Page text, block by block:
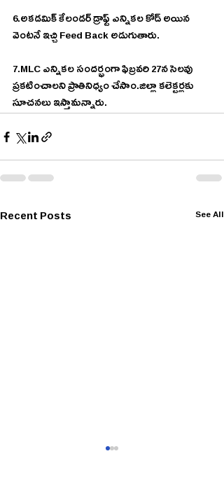
6.అకడమిక్ కేలండర్ డ్రాఫ్ట్ ఎన్నికల కోడ్ అయిన
వెంటనే ఇచ్చి Feed Back అడుగుతారు.
7.MLC ఎన్నికల సందర్భంగా ఫిబ్రవరి 27న సెలవు
ప్రకటించాలని ప్రాతినిధ్యం చేసాం.జిల్లా కలెక్టర్లకు
సూచనలు ఇస్తామన్నారు.
Recent Posts See All